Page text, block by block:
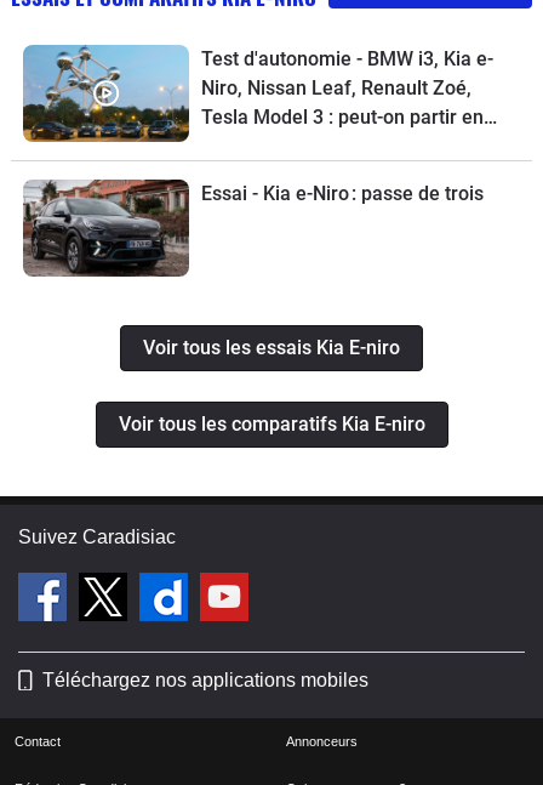
Test d'autonomie - BMW i3, Kia e-
Niro, Nissan Leaf, Renault Zoé,
Tesla Model 3 : peut-on partir en
Essai - Kia e-Niro : passe de trois
Voir tous les essais Kia E-niro
Voir tous les comparatifs Kia E-niro
Suivez Caradisiac
Téléchargez nos applications mobiles
Contact Annonceurs